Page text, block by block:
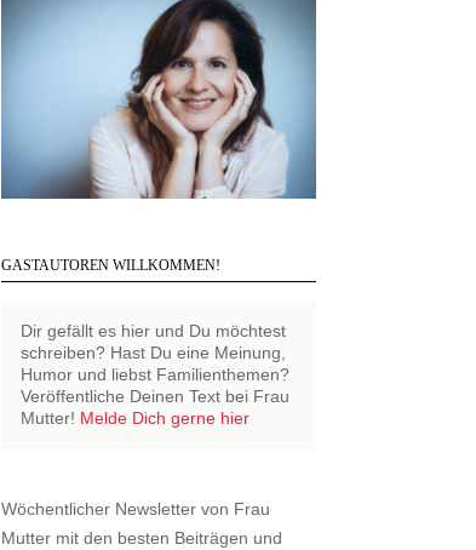
GASTAUTOREN WILLKOMMEN!
Dir gefällt es hier und Du möchtest
schreiben? Hast Du eine Meinung,
Humor und liebst Familienthemen?
Veröffentliche Deinen Text bei Frau
Mutter! Melde Dich gerne hier
Wöchentlicher Newsletter von Frau
Mutter mit den besten Beiträgen und